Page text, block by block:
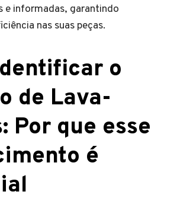
e informadas, garantindo
nas suas peças.
o
de Lava-
Por que esse
é